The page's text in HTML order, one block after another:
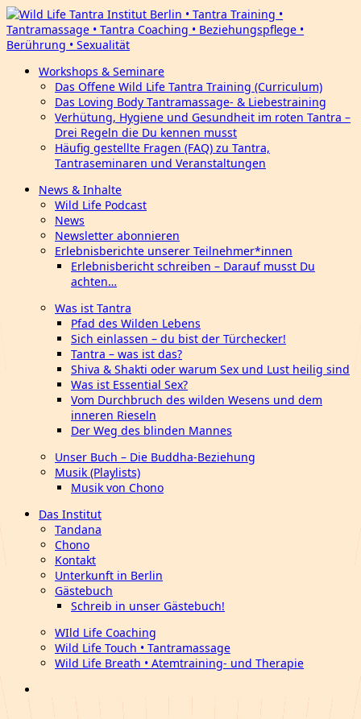
Workshops & Seminare
Das Offene Wild Life Tantra Training (Curriculum)
Das Loving Body Tantramassage- & Liebestraining
Verhütung, Hygiene und Gesundheit im roten Tantra –
Drei Regeln die Du kennen musst
Häufig gestellte Fragen (FAQ) zu Tantra,
Tantraseminaren und Veranstaltungen
News & Inhalte
Wild Life Podcast
News
Newsletter abonnieren
Erlebnisberichte unserer Teilnehmer*innen
Erlebnisbericht schreiben – Darauf musst Du
achten…
Was ist Tantra
Pfad des Wilden Lebens
Sich einlassen – du bist der Türchecker!
Tantra – was ist das?
Shiva & Shakti oder warum Sex und Lust heilig sind
Was ist Essential Sex?
Vom Durchbruch des wilden Wesens und dem
inneren Rieseln
Der Weg des blinden Mannes
Unser Buch – Die Buddha-Beziehung
Musik (Playlists)
Musik von Chono
Das Institut
Tandana
Chono
Kontakt
Unterkunft in Berlin
Gästebuch
Schreib in unser Gästebuch!
WIld Life Coaching
Wild Life Touch • Tantramassage
Wild Life Breath • Atemtraining- und Therapie